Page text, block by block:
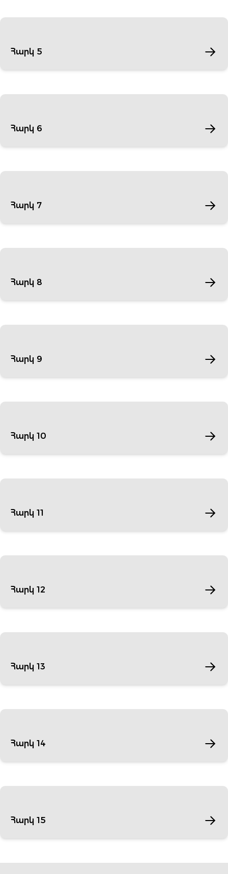
Հարկ 5
Հարկ 6
Հարկ 7
Հարկ 8
Հարկ 9
Հարկ 10
Հարկ 11
Հարկ 12
Հարկ 13
Հարկ 14
Հարկ 15